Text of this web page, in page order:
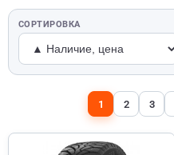
СОРТИРОВКА
1 2 3